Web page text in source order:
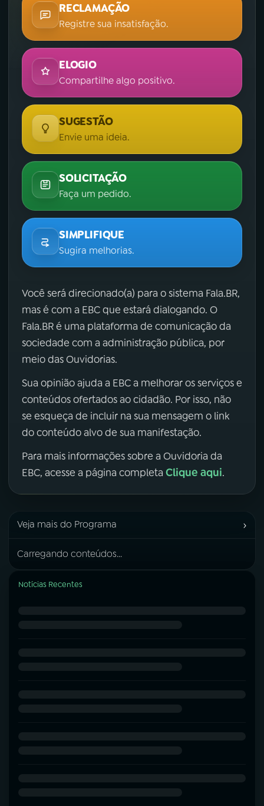
RECLAMAÇÃO
Registre sua insatisfação.
ELOGIO
Compartilhe algo positivo.
SUGESTÃO
Envie uma ideia.
SOLICITAÇÃO
Faça um pedido.
SIMPLIFIQUE
Sugira melhorias.
Você será direcionado(a) para o sistema Fala.BR,
mas é com a EBC que estará dialogando. O
Fala.BR é uma plataforma de comunicação da
sociedade com a administração pública, por
meio das Ouvidorias.
Sua opinião ajuda a EBC a melhorar os serviços e
conteúdos ofertados ao cidadão. Por isso, não
se esqueça de incluir na sua mensagem o link
do conteúdo alvo de sua manifestação.
Para mais informações sobre a Ouvidoria da
EBC, acesse a página completa Clique aqui.
Veja mais do Programa ›
Carregando conteúdos...
Notícias Recentes